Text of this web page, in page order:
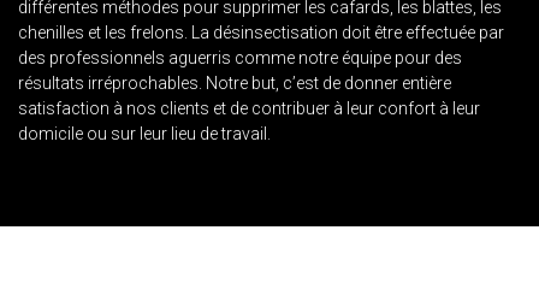
différentes méthodes pour supprimer les cafards, les blattes, les
chenilles et les frelons. La désinsectisation doit être effectuée par
des professionnels aguerris comme notre équipe pour des
résultats irréprochables. Notre but, c’est de donner entière
satisfaction à nos clients et de contribuer à leur confort à leur
domicile ou sur leur lieu de travail.